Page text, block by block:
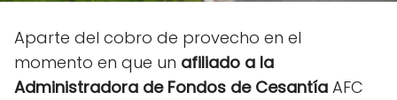
Aparte del cobro de provecho en el
momento en que un afiliado a la
Administradora de Fondos de Cesantía AFC